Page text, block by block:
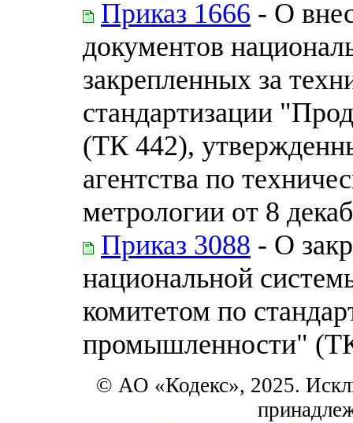
Приказ 1666 - О
документов
закрепленных за
стандартизации
(ТК 442),
агентства по
метрологии от 8
Приказ 3088 - О
национальной
комитетом по
промышленности"
© АО «Кодекс», 2025.